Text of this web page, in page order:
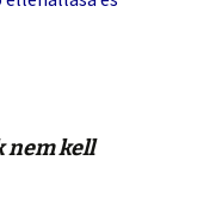
nem kell